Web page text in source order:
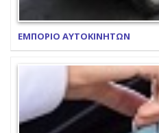
ΕΜΠΟΡΙΟ ΑΥΤΟΚΙΝΗΤΩΝ